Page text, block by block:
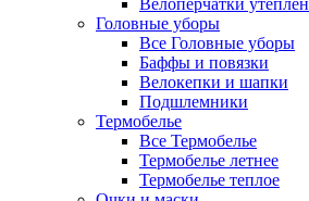
Велоперчатки
Головные уборы
Все Головные уборы
Баффы и повязки
Велокепки и шапки
Подшлемники
Термобелье
Все Термобелье
Термобелье летнее
Термобелье теплое